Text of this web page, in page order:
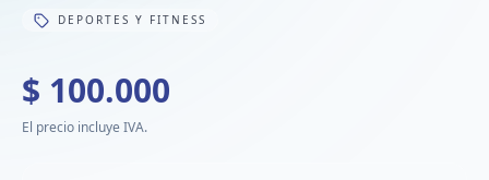
DEPORTES Y FITNESS
$ 100.000
El precio incluye IVA.